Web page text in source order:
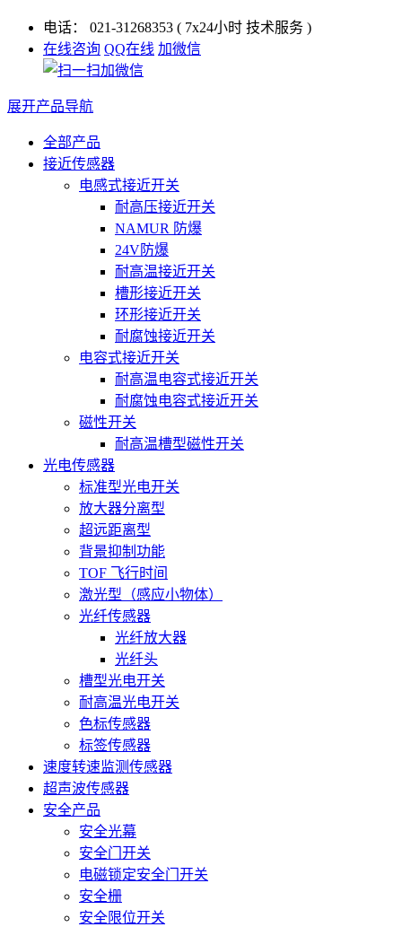
电话： 021-31268353 ( 7x24小时 技术服务 )
在线咨询 QQ在线 加微信
展开产品导航
全部产品
接近传感器
电感式接近开关
耐高压接近开关
NAMUR 防爆
24V防爆
耐高温接近开关
槽形接近开关
环形接近开关
耐腐蚀接近开关
电容式接近开关
耐高温电容式接近开关
耐腐蚀电容式接近开关
磁性开关
耐高温槽型磁性开关
光电传感器
标准型光电开关
放大器分离型
超远距离型
背景抑制功能
TOF 飞行时间
激光型（感应小物体）
光纤传感器
光纤放大器
光纤头
槽型光电开关
耐高温光电开关
色标传感器
标签传感器
速度转速监测传感器
超声波传感器
安全产品
安全光幕
安全门开关
电磁锁定安全门开关
安全栅
安全限位开关